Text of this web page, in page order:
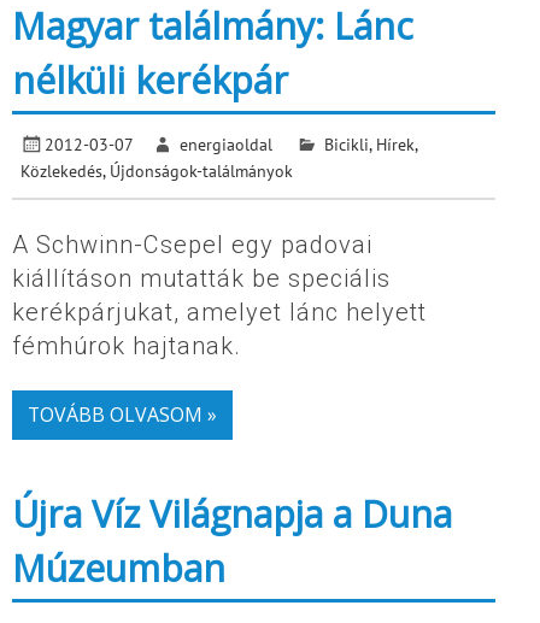
Magyar találmány: Lánc
nélküli kerékpár
2012-03-07 energiaoldal Bicikli, Hírek,
Közlekedés, Újdonságok-találmányok
A Schwinn-Csepel egy padovai
kiállításon mutatták be speciális
kerékpárjukat, amelyet lánc helyett
fémhúrok hajtanak.
TOVÁBB OLVASOM »
Újra Víz Világnapja a Duna
Múzeumban